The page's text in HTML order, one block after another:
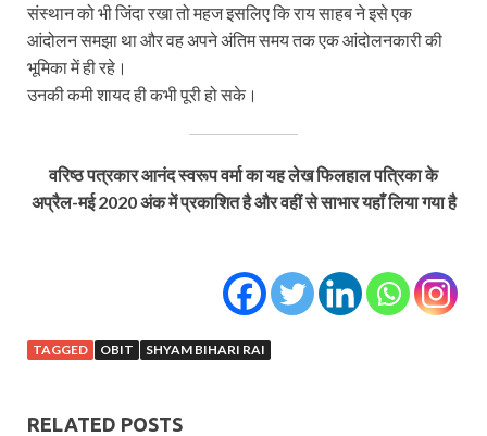
संस्थान को भी जिंदा रखा तो महज इसलिए कि राय साहब ने इसे एक
आंदोलन समझा था और वह अपने अंतिम समय तक एक आंदोलनकारी की
भूमिका में ही रहे।
उनकी कमी शायद ही कभी पूरी हो सके।
वरिष्ठ पत्रकार आनंद स्वरूप वर्मा का यह लेख फिलहाल पत्रिका के
अप्रैल-मई 2020 अंक में प्रकाशित है और वहीं से साभार यहाँ लिया गया है
TAGGED OBIT SHYAM BIHARI RAI
RELATED POSTS